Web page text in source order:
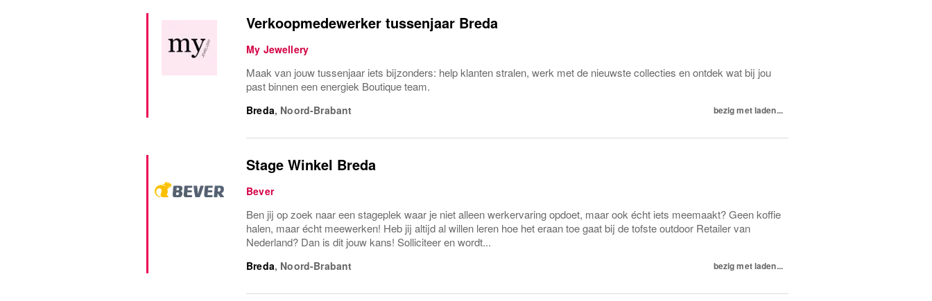
Verkoopmedewerker tussenjaar Breda
My Jewellery
Maak van jouw tussenjaar iets bijzonders: help klanten stralen, werk met de nieuwste collecties en ontdek wat bij jou
past binnen een energiek Boutique team.
Breda, Noord-Brabant bezig met laden...
Stage Winkel Breda
Bever
Ben jij op zoek naar een stageplek waar je niet alleen werkervaring opdoet, maar ook écht iets meemaakt? Geen koffie
halen, maar écht meewerken! Heb jij altijd al willen leren hoe het eraan toe gaat bij de tofste outdoor Retailer van
Nederland? Dan is dit jouw kans! Solliciteer en wordt...
Breda, Noord-Brabant bezig met laden...